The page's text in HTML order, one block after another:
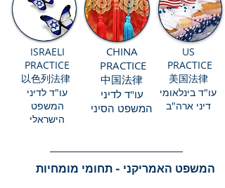
ISRAELI
PRACTICE
以色列法律
עו"ד לדיני
המשפט
הישראלי
CHINA
PRACTICE
中国法律
עו"ד ל​דיני
המשפט הסיני
US
PRACTICE
美国法律
עו"ד בינלאומי
דיני ארה"ב
המשפט האמריקני - תחומי מומחיות